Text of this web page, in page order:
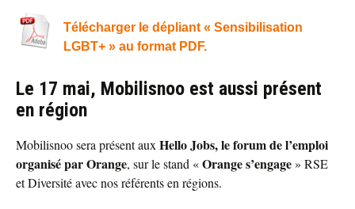
Télécharger le dépliant « Sensibilisation
LGBT+ » au format PDF.
Le 17 mai, Mobilisnoo est aussi présent
en région
Mobilisnoo sera présent aux Hello Jobs, le forum de l’emploi
organisé par Orange, sur le stand «Orange s’engage» RSE
et Diversité avec nos référents en régions.